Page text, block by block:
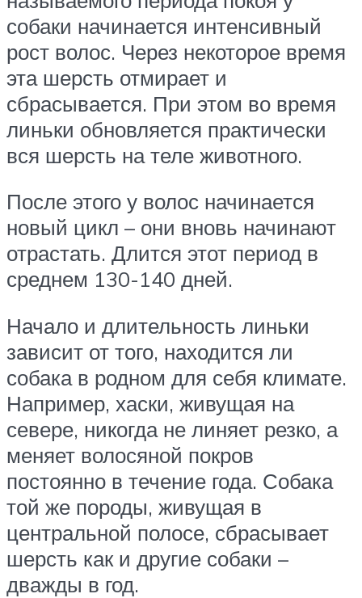
собаки начинается интенсивный
рост волос. Через некоторое время
эта шерсть отмирает и
сбрасывается. При этом во время
линьки обновляется практически
вся шерсть на теле животного.
После этого у волос начинается
новый цикл – они вновь начинают
отрастать. Длится этот период в
среднем 130-140 дней.
Начало и длительность линьки
зависит от того, находится ли
собака в родном для себя климате.
Например, хаски, живущая на
севере, никогда не линяет резко, а
меняет волосяной покров
постоянно в течение года. Собака
той же породы, живущая в
центральной полосе, сбрасывает
шерсть как и другие собаки –
дважды в год.